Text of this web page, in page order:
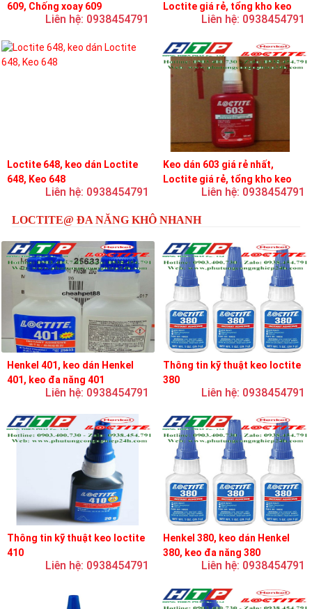
609, Chống xoay 609
Liên hệ: 0938454791
Loctite giá rẻ, tổng kho keo
Liên hệ: 0938454791
Loctite 648, keo dán Loctite
648, Keo 648
Liên hệ: 0938454791
Keo dán 603 giá rẻ nhất,
Loctite giá rẻ, tổng kho keo
Liên hệ: 0938454791
LOCTITE@ ĐA NĂNG KHÔ NHANH
Henkel 401, keo dán Henkel
401, keo đa năng 401
Liên hệ: 0938454791
Thông tin kỹ thuật keo loctite
380
Liên hệ: 0938454791
Thông tin kỹ thuật keo loctite
410
Liên hệ: 0938454791
Henkel 380, keo dán Henkel
380, keo đa năng 380
Liên hệ: 0938454791